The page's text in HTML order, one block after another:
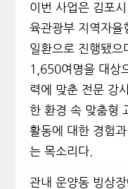
이번 사업은 김포
육관광부 지역자율
일환으로 진행됐으
1,650여명을 대상
력에 맞춘 전문 강
한 환경 속 맞춤형
활동에 대한 경험
는 목소리다.
관내 운양동 빙상